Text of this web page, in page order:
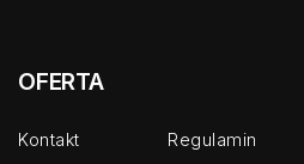
OFERTA
Kontakt Regulamin